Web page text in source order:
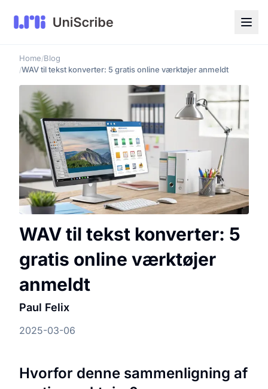
Home/Blog
/WAV til tekst konverter: 5 gratis online værktøjer anmeldt
WAV til tekst konverter: 5
gratis online værktøjer
anmeldt
Paul Felix
2025-03-06
Hvorfor denne sammenligning af